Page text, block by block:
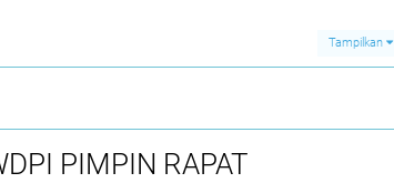
Tampilkan
PIMPIN RAPAT